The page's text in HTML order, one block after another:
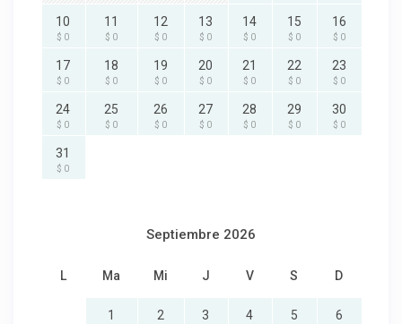
10
$ 0
11
$ 0
12
$ 0
13
$ 0
14
$ 0
15
$ 0
16
$ 0
17
$ 0
18
$ 0
19
$ 0
20
$ 0
21
$ 0
22
$ 0
23
$ 0
24
$ 0
25
$ 0
26
$ 0
27
$ 0
28
$ 0
29
$ 0
30
$ 0
31
$ 0
Septiembre 2026
L Ma Mi J V S D
1 2 3 4 5 6